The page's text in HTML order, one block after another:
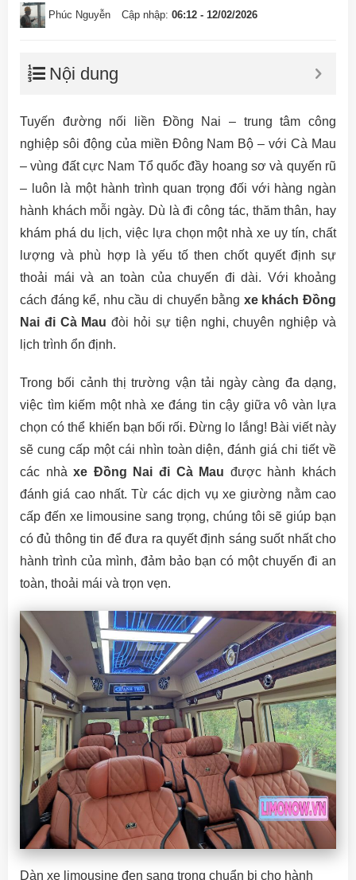
Phúc Nguyễn Cập nhập: 06:12 - 12/02/2026
Nội dung
Tuyến đường nối liền Đồng Nai – trung tâm công
nghiệp sôi động của miền Đông Nam Bộ – với Cà Mau
– vùng đất cực Nam Tổ quốc đầy hoang sơ và quyến rũ
– luôn là một hành trình quan trọng đối với hàng ngàn
hành khách mỗi ngày. Dù là đi công tác, thăm thân, hay
khám phá du lịch, việc lựa chọn một nhà xe uy tín, chất
lượng và phù hợp là yếu tố then chốt quyết định sự
thoải mái và an toàn của chuyến đi dài. Với khoảng
cách đáng kể, nhu cầu di chuyển bằng xe khách Đồng
Nai đi Cà Mau đòi hỏi sự tiện nghi, chuyên nghiệp và
lịch trình ổn định.
Trong bối cảnh thị trường vận tải ngày càng đa dạng,
việc tìm kiếm một nhà xe đáng tin cậy giữa vô vàn lựa
chọn có thể khiến bạn bối rối. Đừng lo lắng! Bài viết này
sẽ cung cấp một cái nhìn toàn diện, đánh giá chi tiết về
các nhàxe Đồng Nai đi Cà Mau được hành khách
đánh giá cao nhất. Từ các dịch vụ xe giường nằm cao
cấp đến xe limousine sang trọng, chúng tôi sẽ giúp bạn
có đủ thông tin để đưa ra quyết định sáng suốt nhất cho
hành trình của mình, đảm bảo bạn có một chuyến đi an
toàn, thoải mái và trọn vẹn.
Dàn xe limousine đen sang trọng chuẩn bị cho hành